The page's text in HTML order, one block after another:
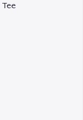
Tee